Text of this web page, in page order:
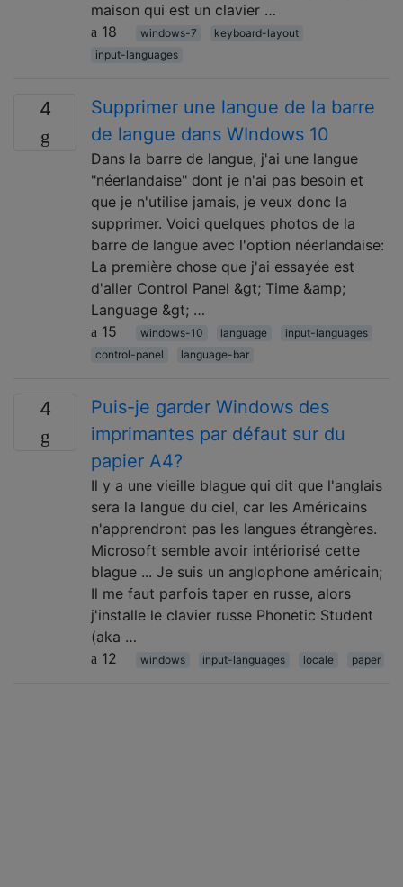
maison qui est un clavier …
18
windows-7
keyboard-layout
input-languages
4
Supprimer une langue de la barre
de langue dans WIndows 10
Dans la barre de langue, j'ai une langue
"néerlandaise" dont je n'ai pas besoin et
que je n'utilise jamais, je veux donc la
supprimer. Voici quelques photos de la
barre de langue avec l'option néerlandaise:
La première chose que j'ai essayée est
d'aller Control Panel &gt; Time &amp;
Language &gt; …
15
windows-10 language
input-languages
control-panel
language-bar
4
Puis-je garder Windows des
imprimantes par défaut sur du
papier A4?
Il y a une vieille blague qui dit que l'anglais
sera la langue du ciel, car les Américains
n'apprendront pas les langues étrangères.
Microsoft semble avoir intériorisé cette
blague ... Je suis un anglophone américain;
Il me faut parfois taper en russe, alors
j'installe le clavier russe Phonetic Student
(aka …
12
windows input-languages locale paper